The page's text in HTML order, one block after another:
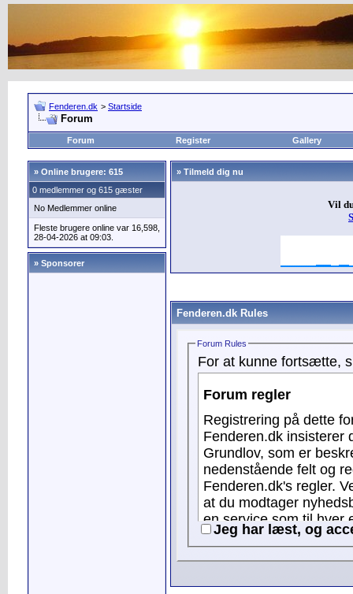
Fenderen.dk > Startside
Forum
Forum Register Gallery
» Online brugere: 615
0 medlemmer og 615 gæster
No Medlemmer online
Fleste brugere online var 16,598,
28-04-2026 at 09:03.
» Sponsorer
» Tilmeld dig nu
Vil
Fenderen.dk Rules
Forum Rules
For at kunne fortsætte,
Forum regler
Registrering på dette forum
Fenderen.dk insisterer
Grundlov, som er beskrevet i
nedenstående felt og
Fenderen.dk's regler. Ved registering som bruger, accepterer du samtidig,
at du modtager
en service som til hver en tid kan
gældende vedrørende
profilnavne
brugeren/virksomheden er
Jeg har læst, og